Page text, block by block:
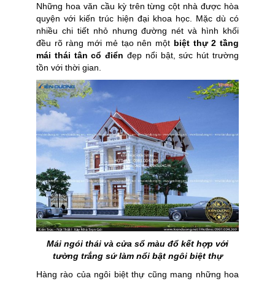
Những hoa văn cầu kỳ trên từng cột nhà được hòa
quyện với kiến trúc hiện đại khoa học. Mặc dù có
nhiều chi tiết nhỏ nhưng đường nét và hình khối
đều rõ ràng mới mẻ tạo nên một biệt thự 2 tầng
mái thái tân cổ điển đẹp nổi bật, sức hút trường
tồn với thời gian.
Mái ngói thái và cửa sổ màu đổ kết hợp với
tường trắng sứ làm nổi bật ngôi biệt thự
Hàng rào của ngôi biệt thự cũng mang những hoa